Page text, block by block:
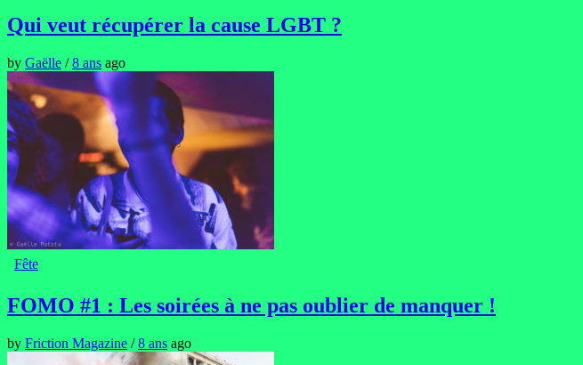
Qui veut récupérer la cause LGBT ?
by Gaëlle /8 ans ago
Fête
FOMO #1 : Les soirées à ne pas oublier de manquer !
by Friction Magazine /8 ans ago